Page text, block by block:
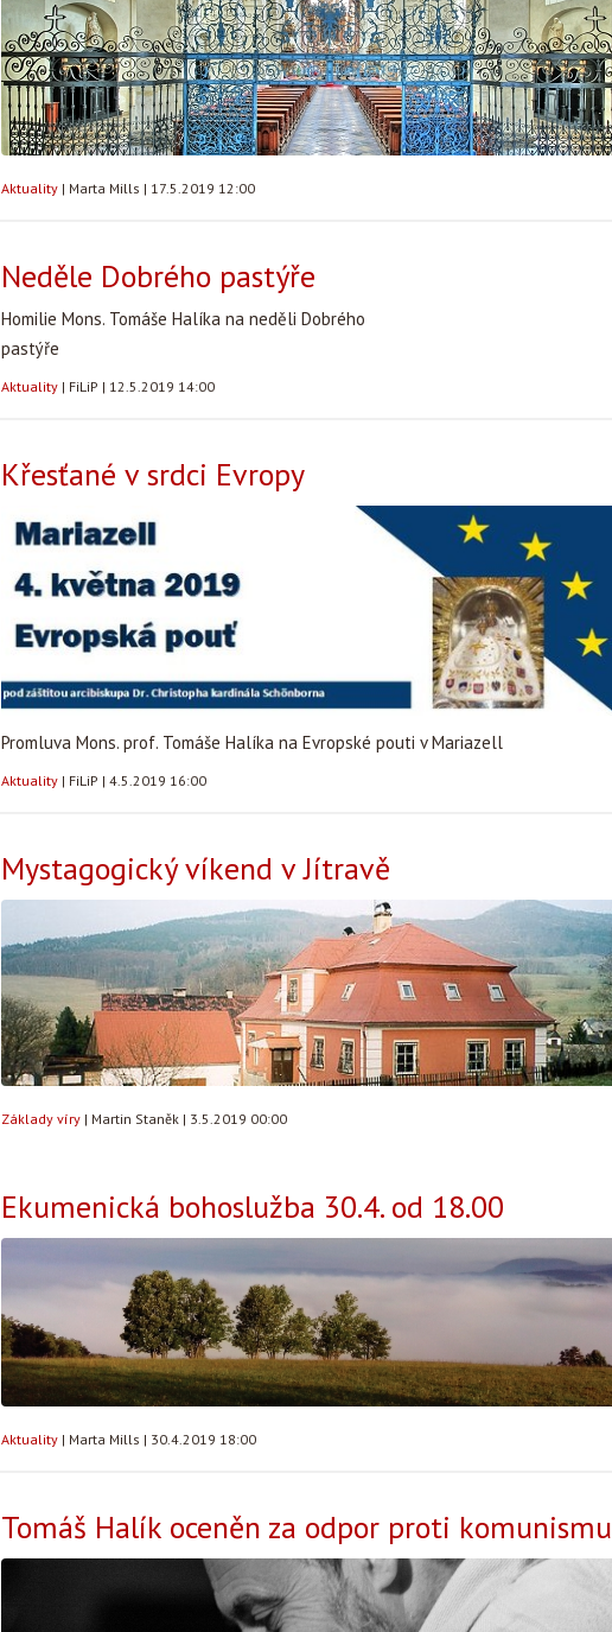
Aktuality | Marta Mills | 17.5.2019 12:00
Neděle Dobrého pastýře
Homilie Mons. Tomáše Halíka na neděli Dobrého
pastýře
Aktuality | FiLiP | 12.5.2019 14:00
Křesťané v srdci Evropy
Promluva Mons. prof. Tomáše Halíka na Evropské pouti v Mariazell
Aktuality | FiLiP | 4.5.2019 16:00
Mystagogický víkend v Jítravě
Základy víry | Martin Staněk | 3.5.2019 00:00
Ekumenická bohoslužba 30.4. od 18.00
Aktuality | Marta Mills | 30.4.2019 18:00
Tomáš Halík oceněn za odpor proti komunismu